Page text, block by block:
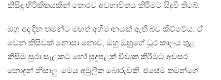
කිසිඳු හිරිකිතයකින් තොරව අවභාවිතය කිරීමට සිදුවී තිබේ.
ඔහු අද දින තමන්ට මහත් අභිමානයක් ඇති බව කිව්වේය. ඒ
වෙන කිසිවක් නොසා නොව, ඔහු ඔහුගේ ධූර කාලය තුළ
කිසිම සුරා සැලකට හෝ සූදුපළක් විවෘත කිරීමට අවසර
නොදුන් නිසාලු. මෙය අමුලික බොරුවකි. එසේම තමන්ගේ